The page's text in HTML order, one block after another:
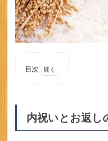
目次
しの
違い
内祝いとお返し